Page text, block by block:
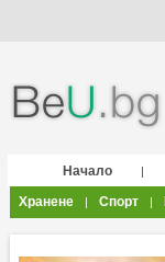
Начало |
Хранене
| Спорт |